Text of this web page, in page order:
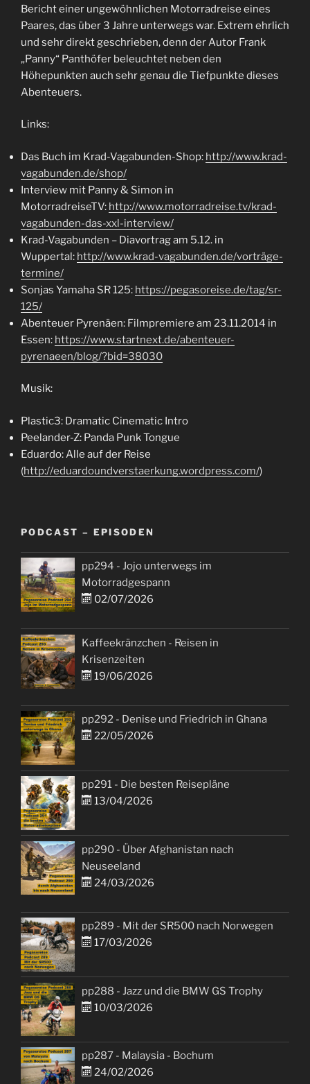
Bericht einer ungewöhnlichen Motorradreise eines
Paares, das über 3 Jahre unterwegs war. Extrem ehrlich
und sehr direkt geschrieben, denn der Autor Frank
„Panny“ Panthöfer beleuchtet neben den
Höhepunkten auch sehr genau die Tiefpunkte dieses
Abenteuers.
Links:
Das Buch im Krad-Vagabunden-Shop: http://www.krad-
vagabunden.de/shop/
Interview mit Panny & Simon in
MotorradreiseTV: http://www.motorradreise.tv/krad-
vagabunden-das-xxl-interview/
Krad-Vagabunden – Diavortrag am 5.12. in
Wuppertal: http://www.krad-vagabunden.de/vorträge-
termine/
Sonjas Yamaha SR 125: https://pegasoreise.de/tag/sr-
125/
Abenteuer Pyrenäen: Filmpremiere am 23.11.2014 in
Essen: https://www.startnext.de/abenteuer-
pyrenaeen/blog/?bid=38030
Musik:
Plastic3: Dramatic Cinematic Intro
Peelander-Z: Panda Punk Tongue
Eduardo: Alle auf der Reise
(http://eduardoundverstaerkung.wordpress.com/)
PODCAST – EPISODEN
pp294 - Jojo unterwegs im
Motorradgespann
02/07/2026
Kaffeekränzchen - Reisen in
Krisenzeiten
19/06/2026
pp292 - Denise und Friedrich in Ghana
22/05/2026
pp291 - Die besten Reisepläne
13/04/2026
pp290 - Über Afghanistan nach
Neuseeland
24/03/2026
pp289 - Mit der SR500 nach Norwegen
17/03/2026
pp288 - Jazz und die BMW GS Trophy
10/03/2026
pp287 - Malaysia - Bochum
24/02/2026